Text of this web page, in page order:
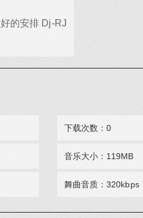
的安排 Dj-RJ
下载次数：0
音乐大小：119MB
舞曲音质：‎320kbps